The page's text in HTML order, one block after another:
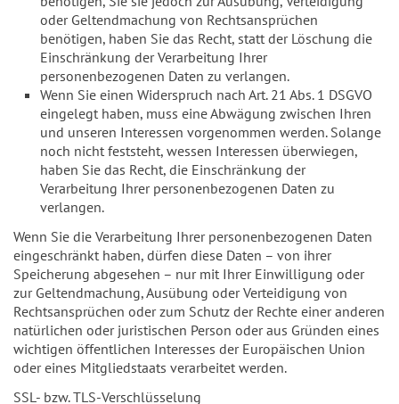
oder Geltendmachung von Rechtsansprüchen
benötigen, haben Sie das Recht, statt der Löschung die
Einschränkung der Verarbeitung Ihrer
personenbezogenen Daten zu verlangen.
Wenn Sie einen Widerspruch nach Art. 21 Abs. 1 DSGVO
eingelegt haben, muss eine Abwägung zwischen Ihren
und unseren Interessen vorgenommen werden. Solange
noch nicht feststeht, wessen Interessen überwiegen,
haben Sie das Recht, die Einschränkung der
Verarbeitung Ihrer personenbezogenen Daten zu
verlangen.
Wenn Sie die Verarbeitung Ihrer personenbezogenen Daten
eingeschränkt haben, dürfen diese Daten – von ihrer
Speicherung abgesehen – nur mit Ihrer Einwilligung oder
zur Geltendmachung, Ausübung oder Verteidigung von
Rechtsansprüchen oder zum Schutz der Rechte einer anderen
natürlichen oder juristischen Person oder aus Gründen eines
wichtigen öffentlichen Interesses der Europäischen Union
oder eines Mitgliedstaats verarbeitet werden.
SSL- bzw. TLS-Verschlüsselung